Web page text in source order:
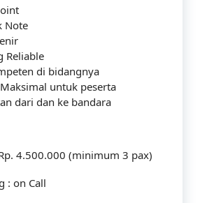
Note
Reliable
di bidangnya
untuk peserta
dari dan ke bandara
4.500.000 (minimum 3 pax)
: on Call